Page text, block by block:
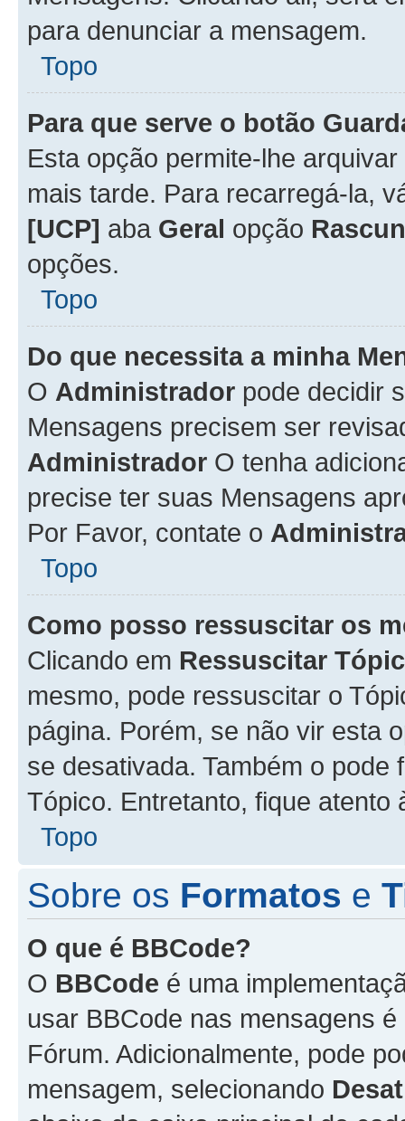
para denunciar a mensagem.
Topo
Para que serve o botão
Esta opção permite-lhe
mais tarde. Para recarregá-la,
[UCP] aba Geral opção
opções.
Topo
Do que necessita a minha
O Administrador pode decidir
Mensagens precisem ser
Administrador O tenha
precise ter suas Mensagens
Por Favor, contate o
Topo
Como posso ressuscitar os
Clicando em Ressuscitar
mesmo, pode ressuscitar o
página. Porém, se não vir esta
se desativada. Também o
Tópico. Entretanto, fique atento
Topo
Sobre os Formatos e
O que é BBCode?
O BBCode é uma
usar BBCode nas mensagens
Fórum. Adicionalmente, pode
mensagem, selecionando